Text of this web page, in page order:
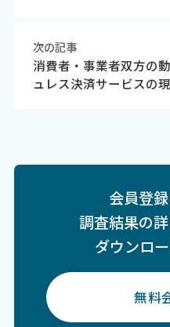
次の記事
消費者・事業者双方の
ュレス決済サービスの
会員登録
調査結果の
ダウンロー
無料